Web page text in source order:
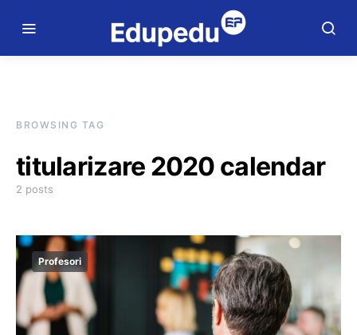
BROWSING TAG
titularizare 2020 calendar
2 posts
Profesori